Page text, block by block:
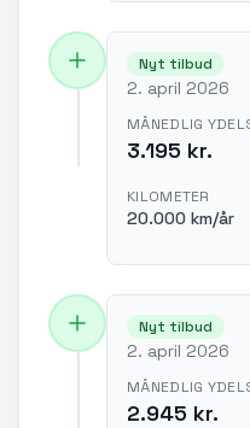
Nyt tilbud
2. april 2026
MÅNEDLIG
3.195 kr.
KILOMETER
20.000 km/år
Nyt tilbud
2. april 2026
MÅNEDLIG
2.945 kr.